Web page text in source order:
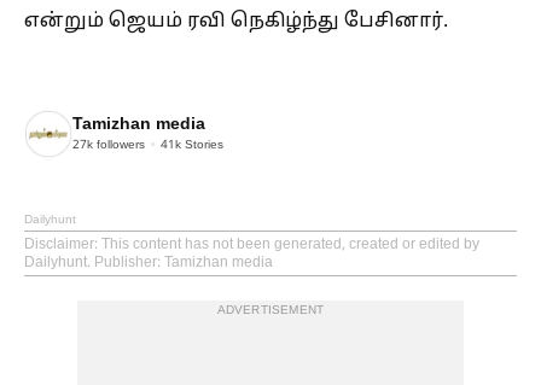
என்றும் ஜெயம் ரவி நெகிழ்ந்து பேசினார்.
Tamizhan media
27k followers 41k Stories
Dailyhunt
Disclaimer: This content has not been generated, created or edited by
Dailyhunt. Publisher: Tamizhan media
ADVERTISEMENT